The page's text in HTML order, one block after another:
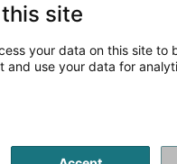
site
your data on this site to
and use your data for